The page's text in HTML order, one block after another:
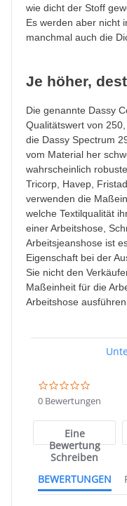
wie dicht der Stoff
Es werden aber nicht
manchmal auch die
Je höher,
Die genannte Dassy
Qualitätswert von
die Dassy Spectrum
vom Material her
wahrscheinlich
Tricorp, Havep,
verwenden die
welche Textilqualität
einer Arbeitshose,
Arbeitsjeanshose ist
Eigenschaft bei der
Sie nicht den
Maßeinheit für die
Arbeitshose
star
rating
0 Bewertungen
Eine
Bewertung
Schreiben
BEWERTUNGEN